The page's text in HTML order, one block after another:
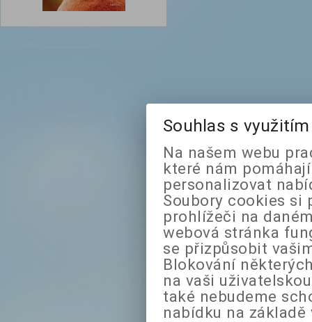
Souhlas s
Na našem webu
které nám
personalizovat
Soubory cookies si
prohlížeči na
webová stránka
se přizpůsobit
Blokování
na vaši
také nebudeme
nabídku na